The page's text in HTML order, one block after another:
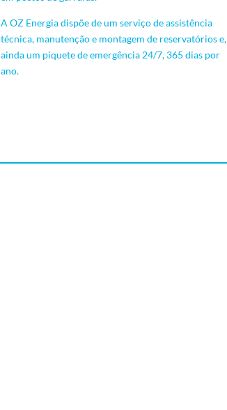
A OZ Energia dispõe de um serviço de assistência
técnica, manutenção e montagem de reservatórios e,
ainda um piquete de emergência 24/7, 365 dias por
ano.